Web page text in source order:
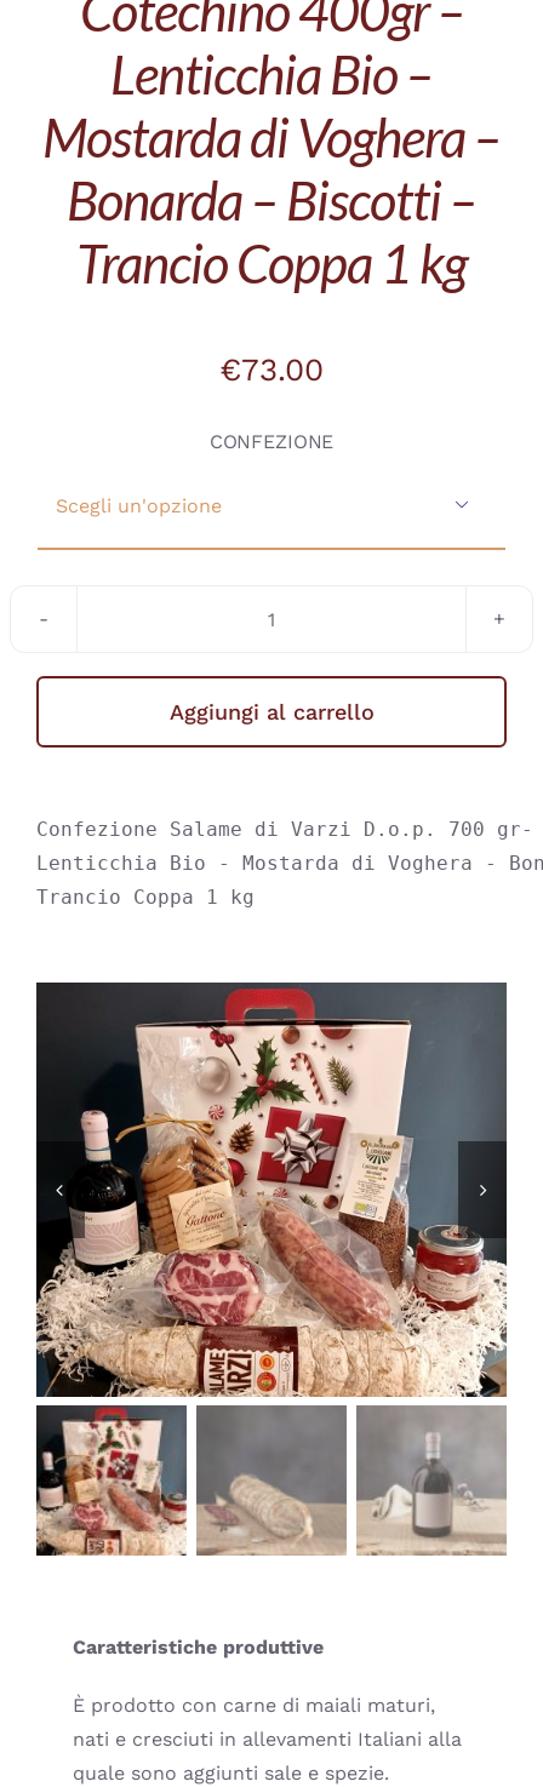
Lenticchia Bio –
Mostarda di Voghera –
Bonarda – Biscotti –
Trancio Coppa 1 kg
€73.00
CONFEZIONE

Confezione
di
gr-
Cotechino
Bio
-
Mostarda
di
Voghera
-
Bonarda
-
Biscotti
-
Trancio
Coppa
quantità
Aggiungi al carrello
Confezione Salame di Varzi D.o.p. 700
Lenticchia Bio - Mostarda di Voghera -
Trancio Coppa 1 kg
Caratteristiche produttive
È prodotto con carne di maiali maturi,
nati e cresciuti in allevamenti Italiani alla
quale sono aggiunti sale e spezie.